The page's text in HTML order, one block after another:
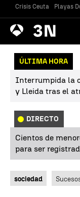
Crisis Ceuta Playas
Antena
3 Noticias
ÚLTIMA HORA
Interrumpida la
y Lleida tras el
DIRECTO
Cientos de
para ser
sociedad